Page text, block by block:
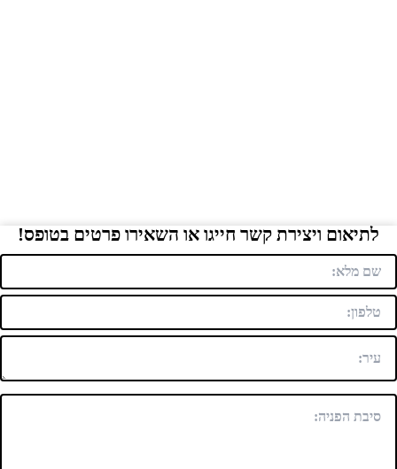
לתיאום ויצירת קשר חייגו או השאירו פרטים בטופס!